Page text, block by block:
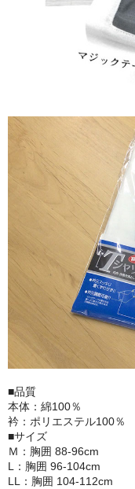
■品質
本体：綿100％
衿：ポリエステル100％
■サイズ
Ｍ：胸囲 88-96cm
L：胸囲 96-104cm
LL：胸囲 104-112cm